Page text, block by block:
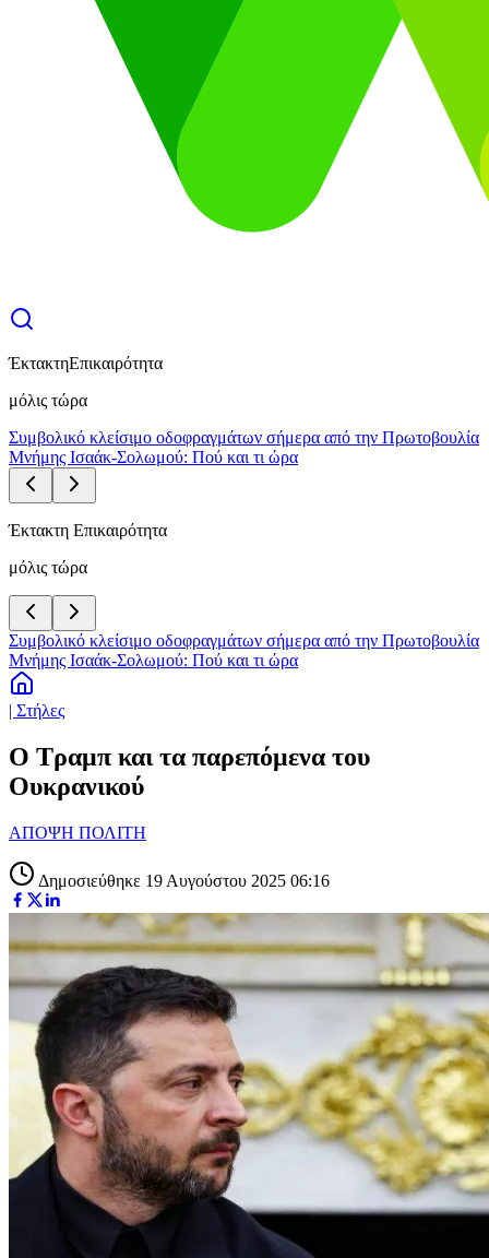
ΈκτακτηΕπικαιρότητα
μόλις τώρα
Συμβολικό κλείσιμο οδοφραγμάτων σήμερα από την Πρωτοβουλία
Μνήμης Ισαάκ-Σολωμού: Πού και τι ώρα
Έκτακτη Επικαιρότητα
μόλις τώρα
Συμβολικό κλείσιμο οδοφραγμάτων σήμερα από την Πρωτοβουλία
Μνήμης Ισαάκ-Σολωμού: Πού και τι ώρα
| Στήλες
Ο Τραμπ και τα παρεπόμενα του
Ουκρανικού
ΑΠΟΨΗ ΠΟΛΙΤΗ
Δημοσιεύθηκε 19 Αυγούστου 2025 06:16